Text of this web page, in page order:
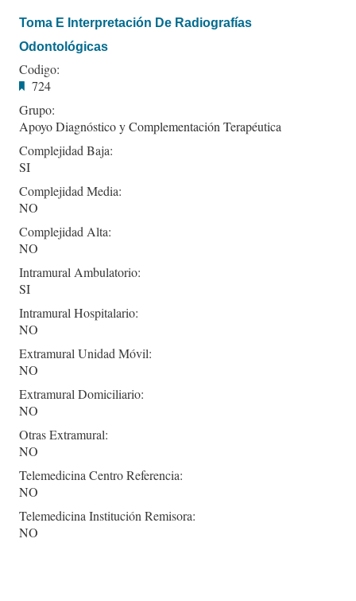
Toma E Interpretación De Radiografías
Odontológicas
Codigo:
724
Grupo:
Apoyo Diagnóstico y Complementación Terapéutica
Complejidad Baja:
SI
Complejidad Media:
NO
Complejidad Alta:
NO
Intramural Ambulatorio:
SI
Intramural Hospitalario:
NO
Extramural Unidad Móvil:
NO
Extramural Domiciliario:
NO
Otras Extramural:
NO
Telemedicina Centro Referencia:
NO
Telemedicina Institución Remisora:
NO